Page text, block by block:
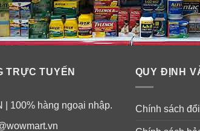
TRỰC TUYẾN
| 100% hàng ngoại nhập.
QUY ĐỊNH
Chính sách